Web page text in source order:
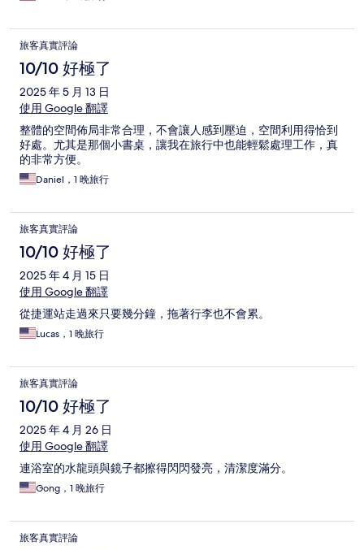
旅客真實評論
10/10 好極了
2025 年 5 月 13 日
使用 Google 翻譯
整體的空間佈局非常合理，不會讓人感到壓迫，空間利用得恰到
好處。尤其是那個小書桌，讓我在旅行中也能輕鬆處理工作，真
的非常方便。
Daniel，1 晚旅行
旅客真實評論
10/10 好極了
2025 年 4 月 15 日
使用 Google 翻譯
從捷運站走過來只要幾分鐘，拖著行李也不會累。
Lucas，1 晚旅行
旅客真實評論
10/10 好極了
2025 年 4 月 26 日
使用 Google 翻譯
連浴室的水龍頭與鏡子都擦得閃閃發亮，清潔度滿分。
Gong，1 晚旅行
旅客真實評論